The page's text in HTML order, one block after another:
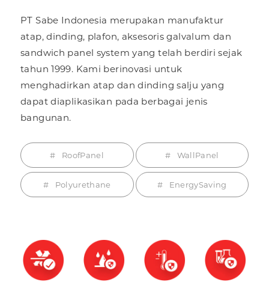
PT Sabe Indonesia merupakan manufaktur
atap, dinding, plafon, aksesoris galvalum dan
sandwich panel system yang telah berdiri sejak
tahun 1999. Kami berinovasi untuk
menghadirkan atap dan dinding salju yang
dapat diaplikasikan pada berbagai jenis
bangunan.
RoofPanel WallPanel
Polyurethane EnergySaving